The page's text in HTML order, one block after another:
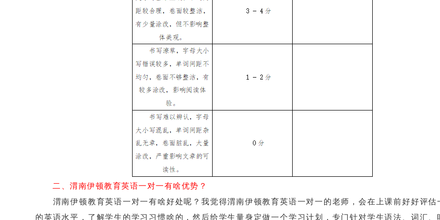
二、渭南伊顿教育英语一对一有啥优势？
渭南伊顿教育英语一对一有啥好处呢？我觉得渭南伊顿教育英语一对一的老师，会在上课前好好评估
的英语水平，了解学生的学习习惯啥的，然后给学生量身定做一个学习计划，专门针对学生语法、词汇、